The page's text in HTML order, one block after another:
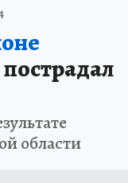
пострадал
области